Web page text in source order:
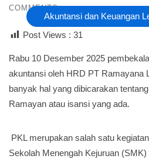
Akuntansi dan Keuangan
COMMENTS
Post Views : 31
Rabu 10 Desember 2025
akuntansi oleh HRD PT Ramayana
banyak hal yang dibicarakan
Ramayan atau isansi yang ada.
PKL merupakan salah satu
Sekolah Menengah Kejuruan